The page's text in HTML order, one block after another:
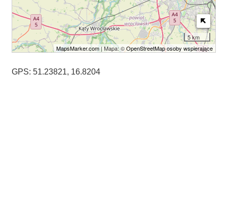
5 km
MapsMarker.com| Mapa: ©OpenStreetMap osoby wspierające
GPS: 51.23821, 16.8204